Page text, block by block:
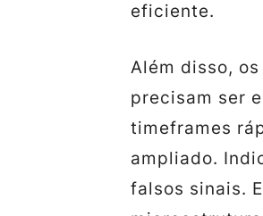
eficiente.
Além disso,
precisam ser
timeframes
ampliado.
falsos sinais.